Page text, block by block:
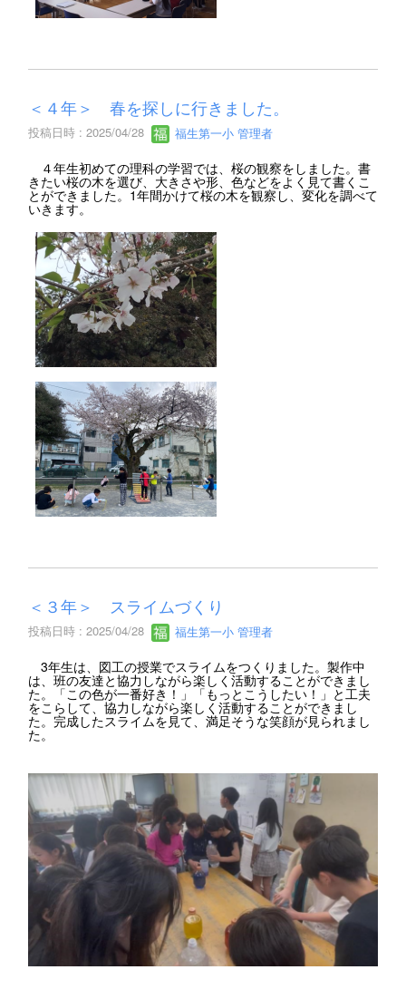
＜４年＞ 春を探しに行きました。
投稿日時 : 2025/04/28 福生第一小 管理者
４年生初めての理科の学習では、桜の観察をしました。書
きたい桜の木を選び、大きさや形、色などをよく見て書くこ
とができました。1年間かけて桜の木を観察し、変化を調べて
いきます。
＜３年＞ スライムづくり
投稿日時 : 2025/04/28 福生第一小 管理者
3年生は、図工の授業でスライムをつくりました。製作中
は、班の友達と協力しながら楽しく活動することができまし
た。「この色が一番好き！」「もっとこうしたい！」と工夫
をこらして、協力しながら楽しく活動することができまし
た。完成したスライムを見て、満足そうな笑顔が見られまし
た。